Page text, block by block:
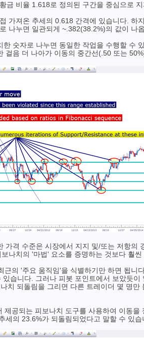
금 비율 1.618로 정의된 구간을 중심으로
가져온 추세의 0.618 간격에 있습니다.
나누면 일관되게 ~.382(38.2%)의 값이 나
한 숫자로 나누면 동일한 작업을 수행할
걸음 더 나아가 이동의 중간선(.50 또는
가격 수준은 시장에서 지지 및/또는 저항
나치의 '마법' 요소를 증명하는 것보다 훨씬
근의 '주요 움직임'을 식별하기만 하면 됩
습니다. 그러나 피봇 포인트에서 보았듯
치 되돌림을 그리면 다른 트레이더 몇 명
제공되는 피보나치 도구를 사용하여 이동
세의 23.6%가 되돌림되었다고 말할 수 있